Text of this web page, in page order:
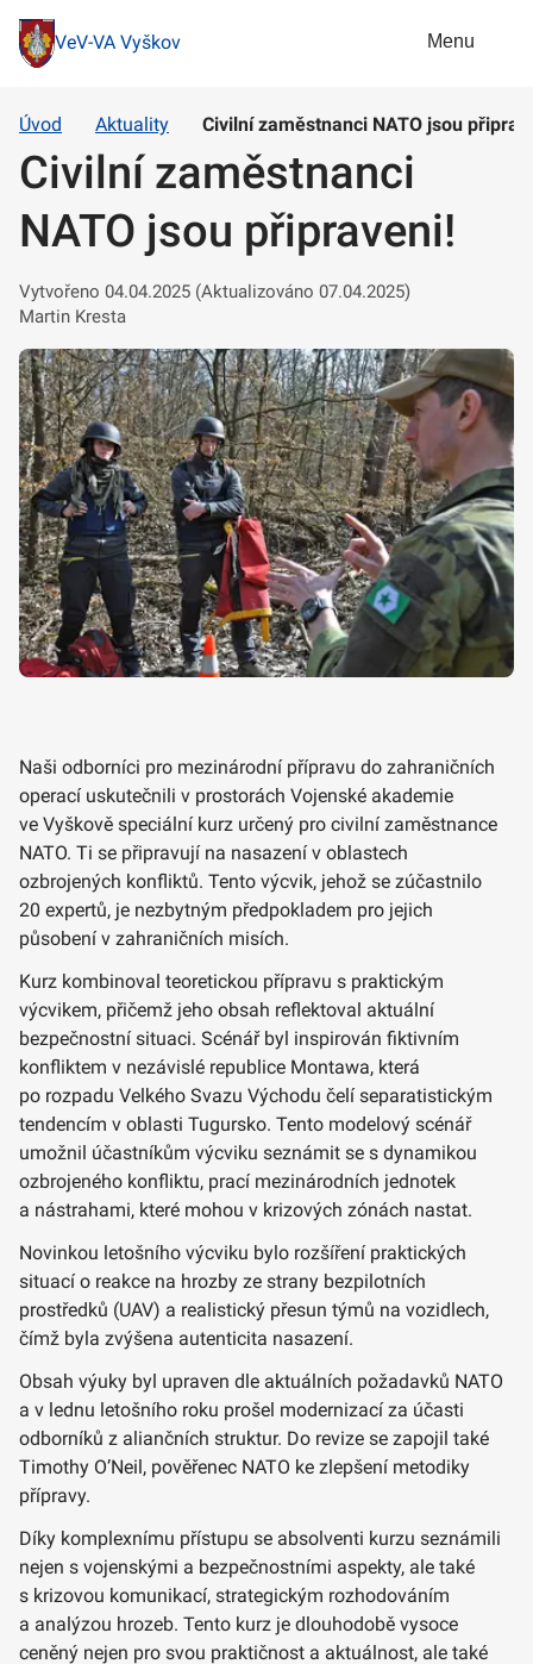
VeV-VA Vyškov Menu
Úvod Aktuality Civilní zaměstnanci NATO jsou
Civilní zaměstnanci
NATO jsou připraveni!
Vytvořeno 04.04.2025 (Aktualizováno 07.04.2025)
Martin Kresta
Naši odborníci pro mezinárodní přípravu do zahraničních
operací uskutečnili v prostorách Vojenské akademie
ve Vyškově speciální kurz určený pro civilní zaměstnance
NATO. Ti se připravují na nasazení v oblastech
ozbrojených konfliktů. Tento výcvik, jehož se zúčastnilo
20 expertů, je nezbytným předpokladem pro jejich
působení v zahraničních misích.
Kurz kombinoval teoretickou přípravu s praktickým
výcvikem, přičemž jeho obsah reflektoval aktuální
bezpečnostní situaci. Scénář byl inspirován fiktivním
konfliktem v nezávislé republice Montawa, která
po rozpadu Velkého Svazu Východu čelí separatistickým
tendencím v oblasti Tugursko. Tento modelový scénář
umožnil účastníkům výcviku seznámit se s dynamikou
ozbrojeného konfliktu, prací mezinárodních jednotek
a nástrahami, které mohou v krizových zónách nastat.
Novinkou letošního výcviku bylo rozšíření praktických
situací o reakce na hrozby ze strany bezpilotních
prostředků (UAV) a realistický přesun týmů na vozidlech,
čímž byla zvýšena autenticita nasazení.
Obsah výuky byl upraven dle aktuálních požadavků NATO
a v lednu letošního roku prošel modernizací za účasti
odborníků z aliančních struktur. Do revize se zapojil také
Timothy O’Neil, pověřenec NATO ke zlepšení metodiky
přípravy.
Díky komplexnímu přístupu se absolventi kurzu seznámili
nejen s vojenskými a bezpečnostními aspekty, ale také
s krizovou komunikací, strategickým rozhodováním
a analýzou hrozeb. Tento kurz je dlouhodobě vysoce
ceněný nejen pro svou praktičnost a aktuálnost, ale také